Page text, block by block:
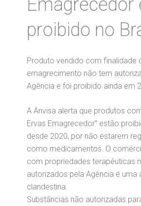
Emagrecedor
proibido no
Produto vendido com finalidade
emagrecimento não tem
Agência e foi proibido ainda em
A Anvisa alerta que produtos
Ervas Emagrecedor" estão
desde 2020, por não estarem
como medicamentos. O
com propriedades terapêuticas
autorizados pela Agência é uma
clandestina.
Substâncias não autorizadas